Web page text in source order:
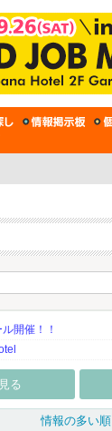
開催！！
る
情報の多い順